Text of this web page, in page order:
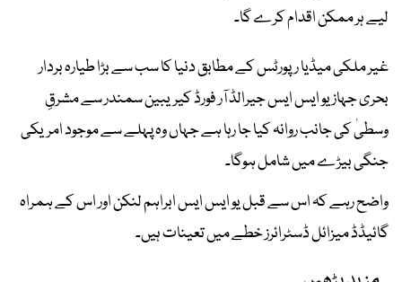
لیے ہر ممکن اقدام کرے گا۔
غیر ملکی میڈیا رپورٹس کے مطابق دنیا کا سب سے بڑا طیارہ بردار
بحری جہاز یو ایس ایس جیرالڈ آر فورڈ کیریبین سمندر سے مشرقِ
وسطیٰ کی جانب روانہ کیا جا رہا ہے جہاں وہ پہلے سے موجود امریکی
جنگی بیڑے میں شامل ہوگا۔
واضح رہے کہ اس سے قبل یو ایس ایس ابراہم لنکن اور اس کے ہمراہ
گائیڈڈ میزائل ڈسٹرائرز خطے میں تعینات ہیں۔